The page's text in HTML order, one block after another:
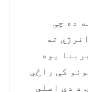
ده چې
ته
یوه
کې راځي
د دې اصلي